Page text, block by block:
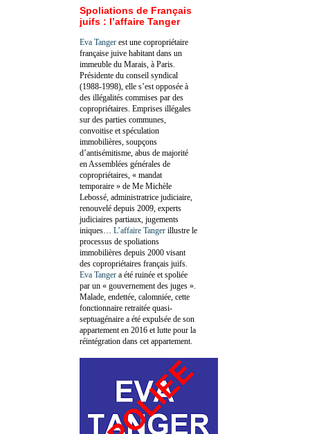
Spoliations de Français
juifs : l’affaire Tanger
Eva Tanger est une copropriétaire
française juive habitant dans un
immeuble du Marais, à Paris.
Présidente du conseil syndical
(1988-1998), elle s’est opposée à
des illégalités commises par des
copropriétaires. Emprises illégales
sur des parties communes,
convoitise et spéculation
immobilières, soupçons
d’antisémitisme, abus de majorité
en Assemblées générales de
copropriétaires, « mandat
temporaire » de Me Michèle
Lebossé, administratrice judiciaire,
renouvelé depuis 2009, experts
judiciaires partiaux, jugements
iniques… L’affaire Tanger illustre le
processus de spoliations
immobilières depuis 2000 visant
des copropriétaires français juifs.
Eva Tanger a été ruinée et spoliée
par un « gouvernement des juges ».
Malade, endettée, calomniée, cette
fonctionnaire retraitée quasi-
septuagénaire a été expulsée de son
appartement en 2016 et lutte pour la
réintégration dans cet appartement.